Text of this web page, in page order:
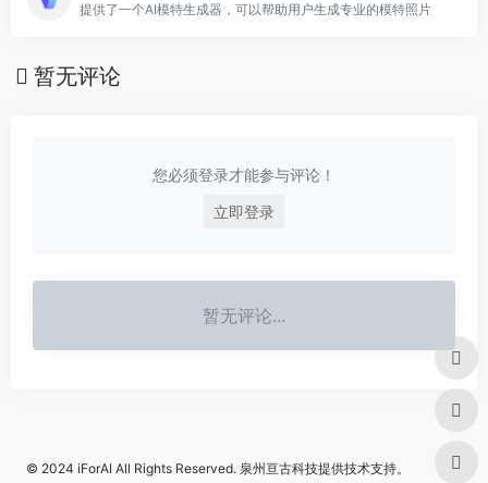
提供了一个AI模特生成器，可以帮助用户生成专业的模特照片
暂无评论
您必须登录才能参与评论！
立即登录
暂无评论...
© 2024 iForAI All Rights Reserved. 泉州亘古科技提供技术支持。